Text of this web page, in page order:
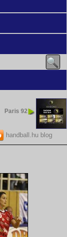
Paris 92
handball.hu blog